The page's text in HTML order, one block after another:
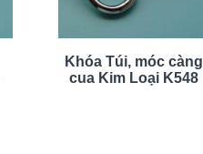
Khóa Túi, móc càng
cua Kim Loại K548